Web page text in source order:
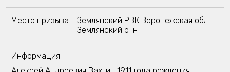
Место призыва:
Землянский РВК Воронежская обл.
Землянский р-н
Информация: